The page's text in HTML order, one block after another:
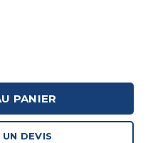
PANIER
DEVIS